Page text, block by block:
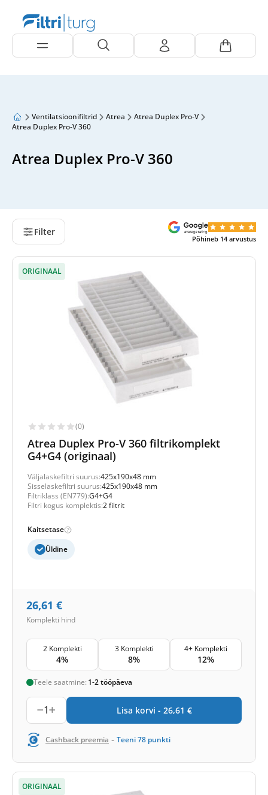
Ventilatsioonifiltrid Atrea
Atrea Duplex Pro-V
Atrea Duplex Pro-V 360
Atrea Duplex Pro-V 360
Filter
Põhineb 14 arvustus
ORIGINAAL
(0)
Atrea Duplex Pro-V 360 filtrikomplekt
G4+G4 (originaal)
Väljalaskefiltri suurus:425x190x48 mm
Sisselaskefiltri suurus:425x190x48 mm
Filtriklass (EN779):G4+G4
Filtri kogus komplektis:2 filtrit
Kaitsetase
Üldine
26,61 €
Komplekti hind
2 Komplekti
4%
3 Komplekti
8%
4+ Komplekti
12%
Teele saatmine: 1-2 tööpäeva
1 Lisa korvi - 26,61 €
Cashback preemia - Teeni78 punkti
ORIGINAAL